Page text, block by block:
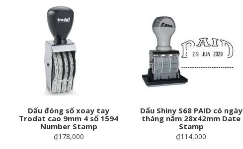
Dấu đóng số xoay tay
Trodat cao 9mm 4 số 1594
Number Stamp
₫178,000
Dấu Shiny S68 PAID có ngày
tháng năm 28x42mm Date
Stamp
₫114,000